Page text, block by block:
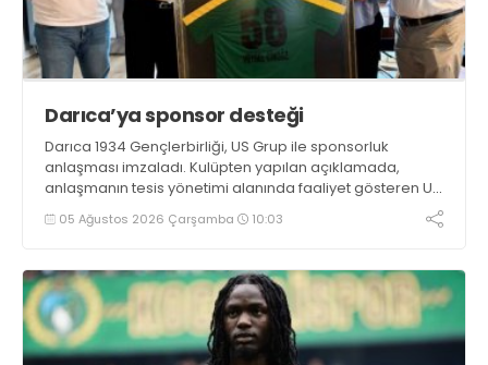
Darıca’ya sponsor desteği
Darıca 1934 Gençlerbirliği, US Grup ile sponsorluk
anlaşması imzaladı. Kulüpten yapılan açıklamada,
anlaşmanın tesis yönetimi alanında faaliyet gösteren US
Grup ile gerçekleştirildiği belirtildi
05 Ağustos 2026 Çarşamba 10:03